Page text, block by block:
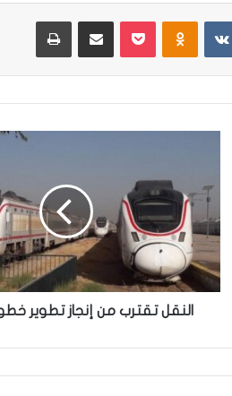
‏VKontakte
ل
ت
ق
ت
ر
ن
النقل تقترب من إنجاز تطوير